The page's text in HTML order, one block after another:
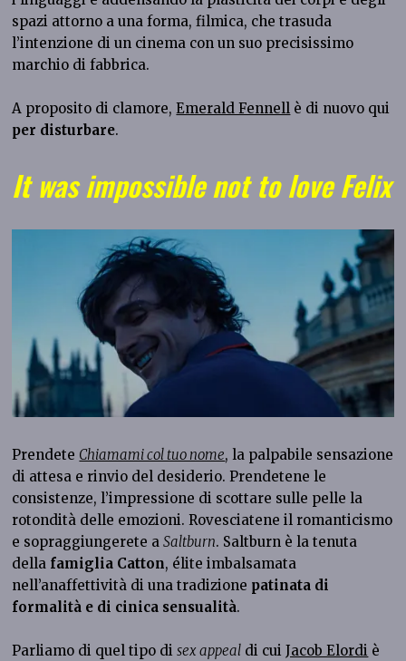
spazi attorno a una forma, filmica, che trasuda
l’intenzione di un cinema con un suo precisissimo
marchio di fabbrica.
A proposito di clamore,Emerald Fennell è di nuovo qui
per disturbare.
It was impossible not to love Felix
Prendete Chiamami col tuo nome, la palpabile sensazione
di attesa e rinvio del desiderio. Prendetene le
consistenze, l’impressione di scottare sulle pelle la
rotondità delle emozioni. Rovesciatene il romanticismo
e sopraggiungerete aSaltburn. Saltburn è la tenuta
della famiglia Catton, élite imbalsamata
nell’anaffettività di una tradizione patinata di
formalità e di cinica sensualità.
Parliamo di quel tipo disex appeal di cuiJacob Elordi è